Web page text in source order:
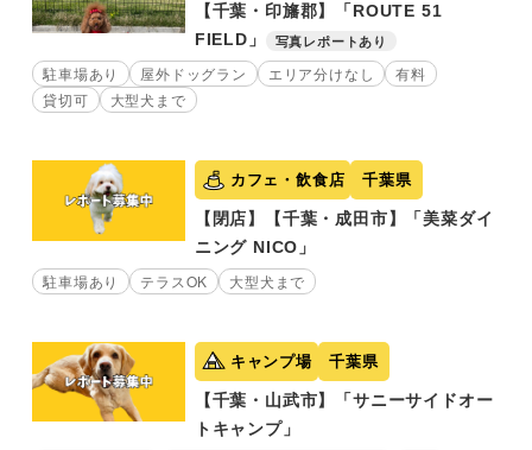
【千葉・印旛郡】「ROUTE 51
FIELD」
写真レポートあり
駐車場あり 屋外ドッグラン エリア分けなし
有料
貸切可
大型犬まで
カフェ・飲食店 千葉県
【閉店】【千葉・成田市】「美菜ダイ
ニング NICO」
駐車場あり テラスOK 大型犬まで
キャンプ場 千葉県
【千葉・山武市】「サニーサイドオー
トキャンプ」